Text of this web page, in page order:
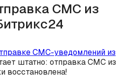
СМС из
СМС-уведомлений из
штатно: отправка СМС из
восстановлена!